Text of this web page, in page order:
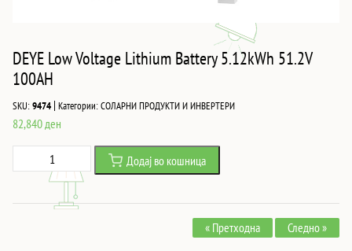
DEYE Low Voltage Lithium Battery 5.12kWh 51.2V
100AH
SKU:9474 | Категории:СОЛАРНИ ПРОДУКТИ И ИНВЕРТЕРИ
82,840ден
Low
Додај во кошница
« Претходна Следно »